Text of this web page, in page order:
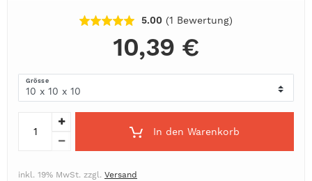
5.00 (1 Bewertung)
10,39 €
Grösse
In den Warenkorb
inkl. 19% MwSt. zzgl. Versand